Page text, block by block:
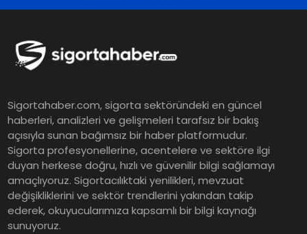
Sonuçlarını Açıkladı
Araştırması: Yapay Zekâ Destekli
Tehditler ve Kurumsal
Dayanıklılık
Sigorta Mobil İzmir Bölge
Müdürlüğü Faaliyete Başladı
Sigortahaber.com, sigorta sektöründeki en güncel
haberleri, analizleri ve gelişmeleri tarafsız bir bakış
açısıyla sunan bağımsız bir haber platformudur.
Sigorta profesyonellerine, acentelere ve sektöre ilgi
duyan herkese doğru, hızlı ve güvenilir bilgi sağlamayı
amaçlıyoruz. Sigortacılıktaki yenilikleri, mevzuat
değişikliklerini ve sektör trendlerini yakından takip
ederek, okuyucularımıza kapsamlı bir bilgi kaynağı
sunuyoruz.